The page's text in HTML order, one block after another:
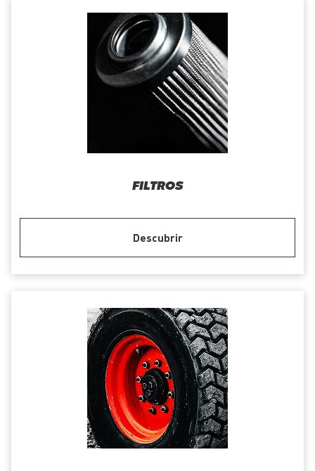
FILTROS
Descubrir